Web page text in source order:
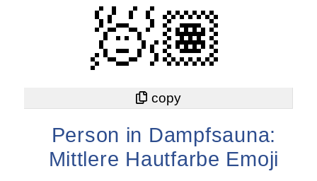
🧖🏽
Person in Dampfsauna:
Mittlere Hautfarbe Emoji